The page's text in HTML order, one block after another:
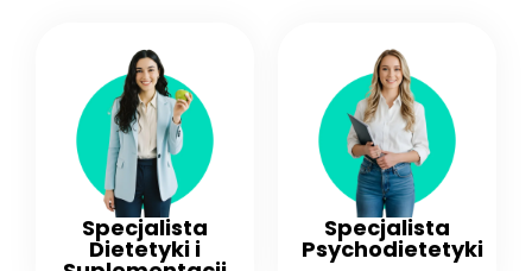
Specjalista
Dietetyki i
Specjalista
Psychodietetyki